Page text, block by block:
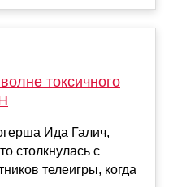
токсичного
Ида Галич,
столкнулась с
телеигры, когда